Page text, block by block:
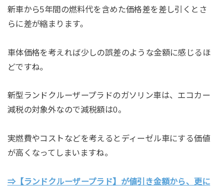
新車から5年間の燃料代を含めた価格差を差し引くとさ
らに差が縮まります。
車体価格を考えれば少しの誤差のような金額に感じるほ
どですね。
新型ランドクルーザープラドのガソリン車は、エコカー
減税の対象外なので減税額は0。
実燃費やコストなどを考えるとディーゼル車にする価値
が高くなってしまいますね。
⇒【ランドクルーザープラド】が値引き金額から、更に